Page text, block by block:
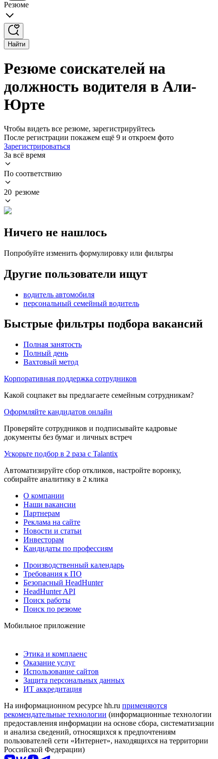
Резюме
Найти
Резюме соискателей на
должность водителя в Али-
Юрте
Чтобы видеть все резюме, зарегистрируйтесь
После регистрации покажем ещё 9 и откроем фото
Зарегистрироваться
За всё время
По соответствию
20 резюме
Ничего не нашлось
Попробуйте изменить формулировку или фильтры
Другие пользователи ищут
водитель автомобиля
персональный семейный водитель
Быстрые фильтры подбора вакансий
Полная занятость
Полный день
Вахтовый метод
Корпоративная поддержка сотрудников
Какой соцпакет вы предлагаете семейным сотрудникам?
Оформляйте кандидатов онлайн
Проверяйте сотрудников и подписывайте кадровые
документы без бумаг и личных встреч
Ускорьте подбор в 2 раза с Talantix
Автоматизируйте сбор откликов, настройте воронку,
собирайте аналитику в 2 клика
О компании
Наши вакансии
Партнерам
Реклама на сайте
Новости и статьи
Инвесторам
Кандидаты по профессиям
Производственный календарь
Требования к ПО
Безопасный HeadHunter
HeadHunter API
Поиск работы
Поиск по резюме
Мобильное приложение
Этика и комплаенс
Оказание услуг
Использование сайтов
Защита персональных данных
ИТ аккредитация
На информационном ресурсе hh.ru применяются
рекомендательные технологии (информационные технологии
предоставления информации на основе сбора, систематизации
и анализа сведений, относящихся к предпочтениям
пользователей сети «Интернет», находящихся на территории
Российской Федерации)